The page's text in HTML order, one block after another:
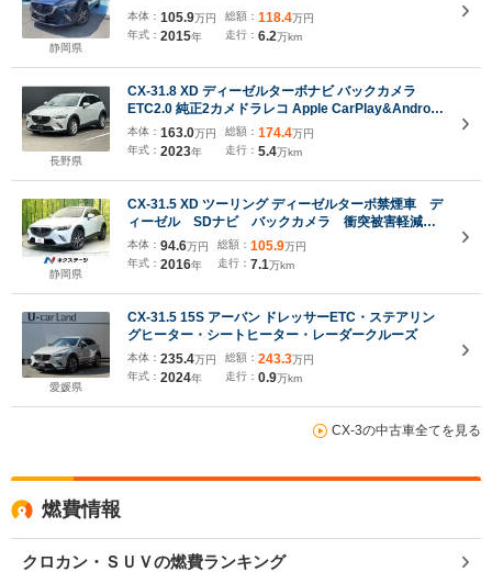
静岡県
本体： 105.9万円
年式： 2015年
総額： 118.4万円
走行： 6.2万km
長野県
CX-31.8 XD ディーゼルターボナビ バックカメラ
ETC2.0 純正2カメドラレコ Apple CarPlay&Android
Auto対応
本体： 163.0万円
年式： 2023年
総額： 174.4万円
走行： 5.4万km
静岡県
CX-31.5 XD ツーリング ディーゼルターボ禁煙車 デ
ィーゼル SDナビ バックカメラ 衝突被害軽減シ
ステム レーダークルーズ ハーフレザーシート ド
ラレコ スマートキー LEDヘッド ビルトイン
ETC 純正18インチアルミ
本体： 94.6万円
年式： 2016年
総額： 105.9万円
走行： 7.1万km
愛媛県
CX-31.5 15S アーバン ドレッサーETC・ステアリン
グヒーター・シートヒーター・レーダークルーズ
本体： 235.4万円
年式： 2024年
総額： 243.3万円
走行： 0.9万km
CX-3の中古車全てを見る
燃費情報
クロカン・ＳＵＶの燃費ランキング